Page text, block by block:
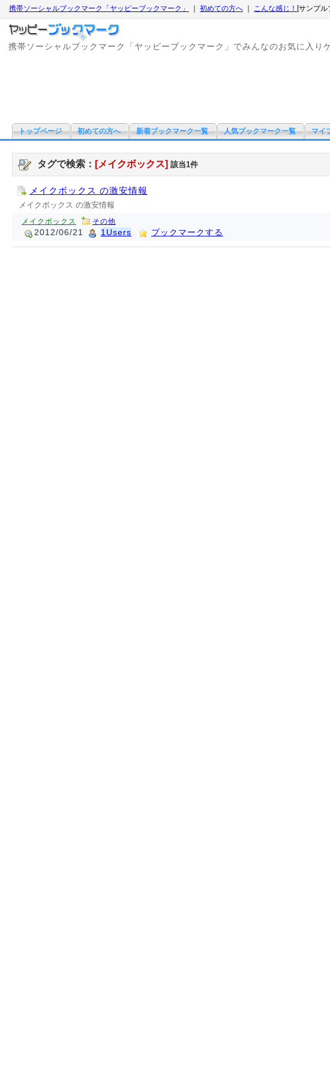
携帯ソーシャルブックマーク「ヤッピーブックマーク」 初めての方へ こんな感じ！ [サンプル
携帯ソーシャルブックマーク「ヤッピーブックマーク」でみんなのお気に入り
トップページ 初めての方へ 新着ブックマーク一覧 人気ブックマーク一覧 マイ
タグで検索： [メイクボックス] 該当1件
メイクボックス の激安情報
メイクボックス の激安情報
メイクボックス その他
2012/06/21 1Users ブックマークする